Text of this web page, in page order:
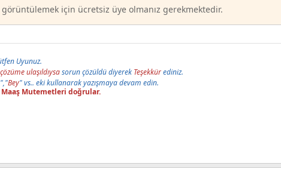
görüntülemek için ücretsiz üye olmanız gerekmektedir.
Uyunuz.
çözüme ulaşıldıysasorun çözüldü diyerek Teşekkürediniz.
","Bey" vs.. eki kullanarak yazışmaya devam edin.
Maaş Mutemetleri doğrular.